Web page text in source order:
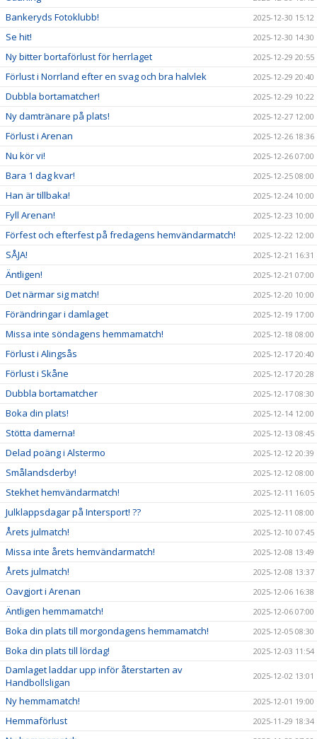
Bankeryds Fotoklubb! 2025-12-30 15:12
Se hit! 2025-12-30 14:30
Ny bitter bortaförlust för herrlaget 2025-12-29 20:55
Förlust i Norrland efter en svag och bra halvlek 2025-12-29 20:40
Dubbla bortamatcher! 2025-12-29 10:22
Ny damtränare på plats! 2025-12-27 12:00
Förlust i Arenan 2025-12-26 18:36
Nu kör vi! 2025-12-26 07:00
Bara 1 dag kvar! 2025-12-25 08:00
Han är tillbaka! 2025-12-24 10:00
Fyll Arenan! 2025-12-23 10:00
Förfest och efterfest på fredagens hemvändarmatch! 2025-12-22 12:00
SÅJA! 2025-12-21 16:31
Äntligen! 2025-12-21 07:00
Det närmar sig match! 2025-12-20 10:00
Förändringar i damlaget 2025-12-19 17:00
Missa inte söndagens hemmamatch! 2025-12-18 08:00
Förlust i Alingsås 2025-12-17 20:40
Förlust i Skåne 2025-12-17 20:28
Dubbla bortamatcher 2025-12-17 08:30
Boka din plats! 2025-12-14 12:00
Stötta damerna! 2025-12-13 08:45
Delad poäng i Alstermo 2025-12-12 20:39
Smålandsderby! 2025-12-12 08:00
Stekhet hemvändarmatch! 2025-12-11 16:05
Julklappsdagar på Intersport! ?? 2025-12-11 08:00
Årets julmatch! 2025-12-10 07:45
Missa inte årets hemvändarmatch! 2025-12-08 13:49
Årets julmatch! 2025-12-08 13:37
Oavgjort i Arenan 2025-12-06 16:38
Äntligen hemmamatch! 2025-12-06 07:00
Boka din plats till morgondagens hemmamatch! 2025-12-05 08:30
Boka din plats till lördag! 2025-12-03 11:54
Damlaget laddar upp inför återstarten av
Handbollsligan
2025-12-02 13:01
Ny hemmamatch! 2025-12-01 19:00
Hemmaförlust 2025-11-29 18:34